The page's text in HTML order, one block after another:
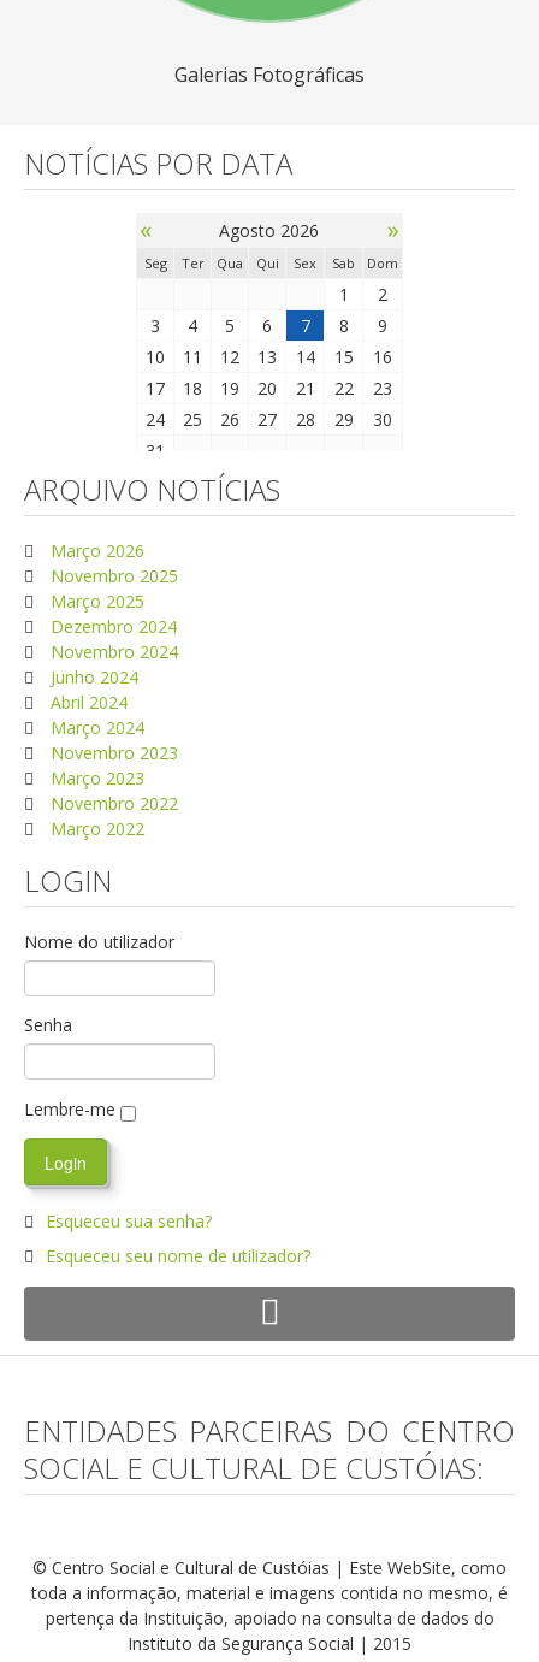
Galerias Fotográficas
NOTÍCIAS POR DATA
« Agosto 2026 »
Seg Ter Qua Qui Sex Sab Dom
1
2
3
4 5 6 7 8
9
10
11 12 13 14 15
16
17
18 19 20 21 22
23
24
25 26 27 28 29
30
31
ARQUIVO NOTÍCIAS
Março 2026
Novembro 2025
Março 2025
Dezembro 2024
Novembro 2024
Junho 2024
Abril 2024
Março 2024
Novembro 2023
Março 2023
Novembro 2022
Março 2022
LOGIN
Nome do utilizador
Senha
Lembre-me
Esqueceu sua senha?
Esqueceu seu nome de utilizador?
ENTIDADES PARCEIRAS DO CENTRO
SOCIAL E CULTURAL DE CUSTÓIAS:
© Centro Social e Cultural de Custóias | Este WebSite, como
toda a informação, material e imagens contida no mesmo, é
pertença da Instituição, apoiado na consulta de dados do
Instituto da Segurança Social | 2015